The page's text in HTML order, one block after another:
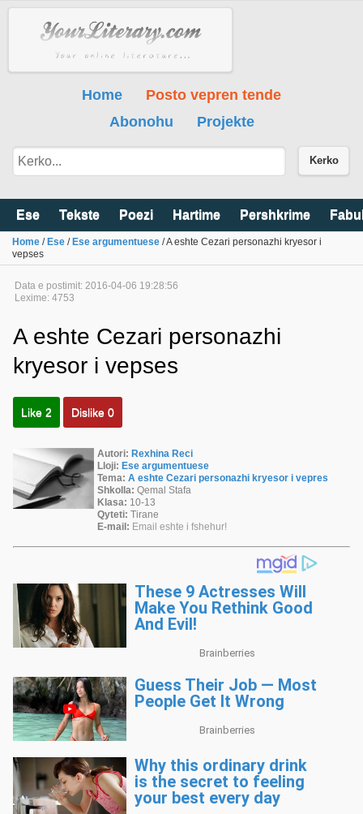
Home
Posto vepren tende
Abonohu
Projekte
Kerko
Ese Tekste Poezi Hartime Pershkrime
Home / Ese / Ese argumentuese / A eshte Cezari personazhi kryesor i
vepses
Data e postimit: 2016-04-06 19:28:56
Lexime: 4753
A eshte Cezari personazhi
kryesor i vepses
Like 2 Dislike 0
Autori: Rexhina Reci
Lloji: Ese argumentuese
Tema: A eshte Cezari personazhi kryesor i vepres
Shkolla: Qemal Stafa
Klasa: 10-13
Qyteti: Tirane
E-mail: Email eshte i fshehur!